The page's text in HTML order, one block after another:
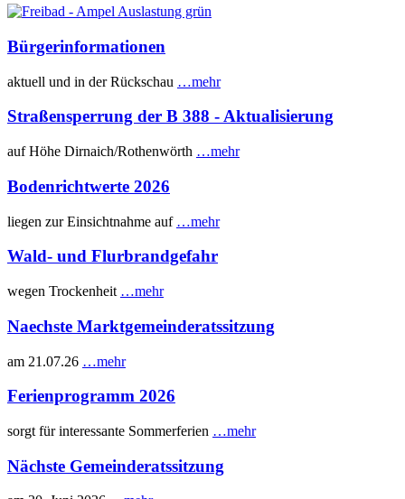
Bürgerinformationen
aktuell und in der Rückschau …mehr
Straßensperrung der B 388 - Aktualisierung
auf Höhe Dirnaich/Rothenwörth …mehr
Bodenrichtwerte 2026
liegen zur Einsichtnahme auf …mehr
Wald- und Flurbrandgefahr
wegen Trockenheit …mehr
Naechste Marktgemeinderatssitzung
am 21.07.26 …mehr
Ferienprogramm 2026
sorgt für interessante Sommerferien …mehr
Nächste Gemeinderatssitzung